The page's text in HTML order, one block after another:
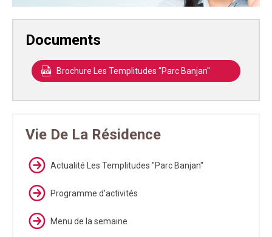
Documents
Brochure Les Templitudes "Parc Banjan"
Vie De La Résidence
Actualité Les Templitudes "Parc Banjan"
Programme d'activités
Menu de la semaine